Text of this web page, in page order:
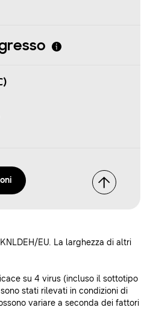
EU. La larghezza di altri
su 4 virus (incluso il sottotipo
stati rilevati in condizioni di
variare a seconda dei fattori